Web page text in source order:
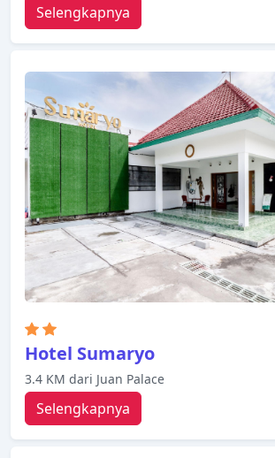
properti yang nyaman. Fasilitas-
gratis di semua kamar, satpam 24
kebersihan harian, toko oleh-oleh/
resepsionis 24 jam tersedia untuk
Bersantailah di kamar Anda yang
beberapa kamar dilengkapi dengan
televisi layar datar, minuman
cermin, perlengkapan menjahit,
meningkatkan kualitas pengalaman
tamu, properti ini menawarkan
seperti ruangan yoga, kolam renang
spa, pijat, taman. Kemudahan dan
membuat Dusun Jogja Village Inn
yang sempurna sebagai tempat
Yogyakarta.
Selengkapnya
Hotel Sumaryo
3.4 KM dari Juan Palace
Selengkapnya